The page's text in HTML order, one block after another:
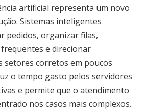
artificial representa um novo
Sistemas inteligentes
pedidos, organizar filas,
e direcionar
setores corretos em poucos
o tempo gasto pelos servidores
e permite que o atendimento
nos casos mais complexos.